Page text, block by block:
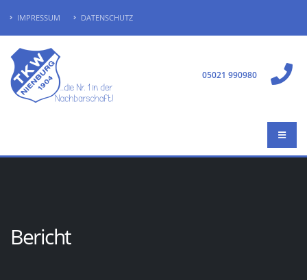
IMPRESSUM DATENSCHUTZ
05021 990980
Bericht